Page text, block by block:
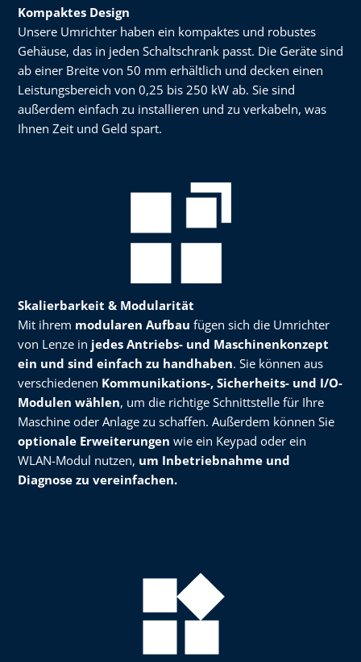
Kompaktes Design
Unsere Umrichter haben ein kompaktes und robustes
Gehäuse, das in jeden Schaltschrank passt. Die Geräte sind
ab einer Breite von 50 mm erhältlich und decken einen
Leistungsbereich von 0,25 bis 250 kW ab. Sie sind
außerdem einfach zu installieren und zu verkabeln, was
Ihnen Zeit und Geld spart.
Skalierbarkeit & Modularität
Mit ihrem modularen Aufbau fügen sich die Umrichter
von Lenze in jedes Antriebs- und Maschinenkonzept
ein und sind einfach zu handhaben. Sie können aus
verschiedenen Kommunikations-, Sicherheits- und I/O-
Modulen wählen, um die richtige Schnittstelle für Ihre
Maschine oder Anlage zu schaffen. Außerdem können Sie
optionale Erweiterungen wie ein Keypad oder ein
WLAN-Modul nutzen, um Inbetriebnahme und
Diagnose zu vereinfachen.